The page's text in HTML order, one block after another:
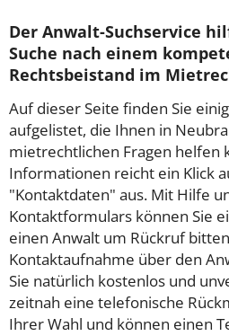
Der Anwalt-Suchservice
Suche nach einem
Rechtsbeistand im
Auf dieser Seite finden Sie
aufgelistet, die Ihnen in
mietrechtlichen Fragen helfen
Informationen reicht ein Klick
"Kontaktdaten" aus. Mit Hilfe
Kontaktformulars können Sie
einen Anwalt um Rückruf
Kontaktaufnahme über den
Sie natürlich kostenlos und
zeitnah eine telefonische
Ihrer Wahl und können einen